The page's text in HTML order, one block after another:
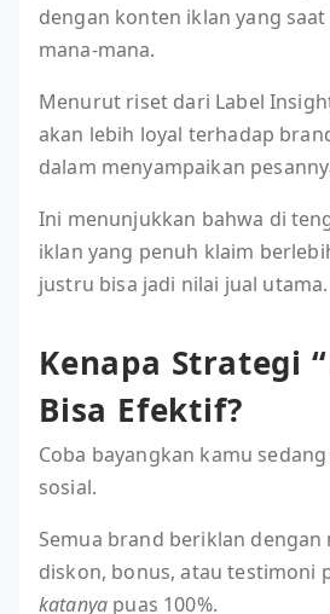
dengan konten iklan yang
mana-mana.
Menurut riset dari Label
akan lebih loyal terhadap
dalam menyampaikan
Ini menunjukkan bahwa di
iklan yang penuh klaim
justru bisa jadi nilai jual utama.
Kenapa Strategi
Bisa Efektif?
Coba bayangkan kamu
sosial.
Semua brand beriklan dengan
diskon, bonus, atau testimoni
katanya puas 100%.